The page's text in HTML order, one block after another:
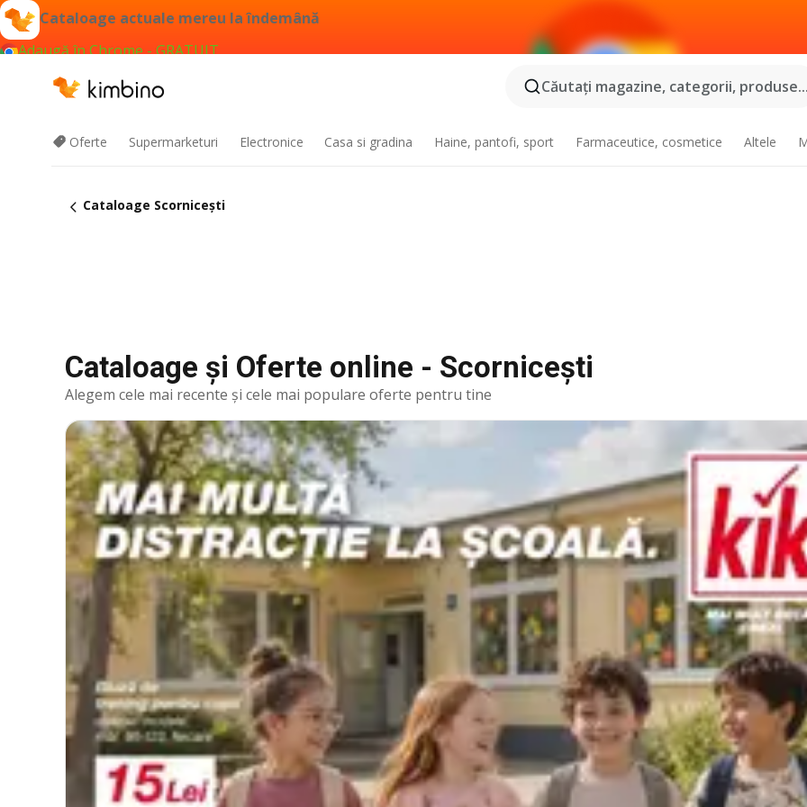
Cataloage actuale mereu la îndemână
Adaugă în Chrome - GRATUIT
Căutaţi magazine, categorii,
Oferte Supermarketuri Electronice Casa si gradina Haine, pantofi, sport Farmaceutice, cosmetice Altele
Cataloage Scorniceşti
Cataloage și Oferte online - Scorniceşti
Alegem cele mai recente şi cele mai populare oferte pentru tine